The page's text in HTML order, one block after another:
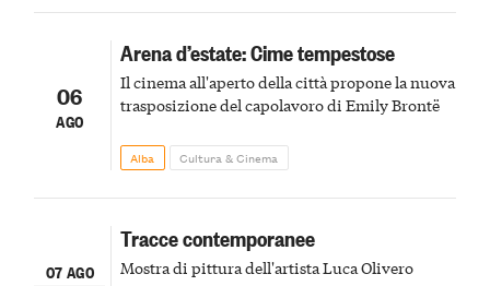
06
AGO
Arena d’estate: Cime tempestose
Il cinema all'aperto della città propone la nuova
trasposizione del capolavoro di Emily Brontë
Alba Cultura & Cinema
07 AGO
Tracce contemporanee
Mostra di pittura dell'artista Luca Olivero